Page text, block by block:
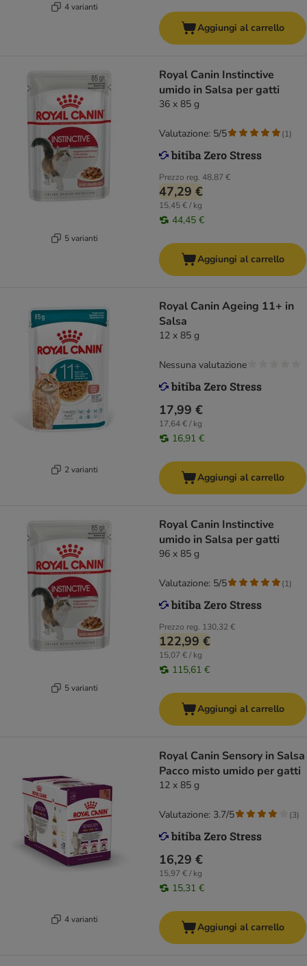
4 varianti
Aggiungi al carrello
5 varianti
Royal Canin Instinctive
umido in Salsa per gatti
36 x 85 g
Prezzo reg. 48,87 €
47,29 €
15,45 € / kg
44,45 €
Valutazione: 5/5 (1)
Aggiungi al carrello
2 varianti
Royal Canin Ageing 11+ in
Salsa
12 x 85 g
17,99 €
17,64 € / kg
16,91 €
Nessuna valutazione
Aggiungi al carrello
5 varianti
Royal Canin Instinctive
umido in Salsa per gatti
96 x 85 g
Prezzo reg. 130,32 €
122,99 €
15,07 € / kg
115,61 €
Valutazione: 5/5 (1)
Aggiungi al carrello
4 varianti
Royal Canin Sensory in Salsa
Pacco misto umido per gatti
12 x 85 g
16,29 €
15,97 € / kg
15,31 €
Valutazione: 3.7/5 (3)
Aggiungi al carrello